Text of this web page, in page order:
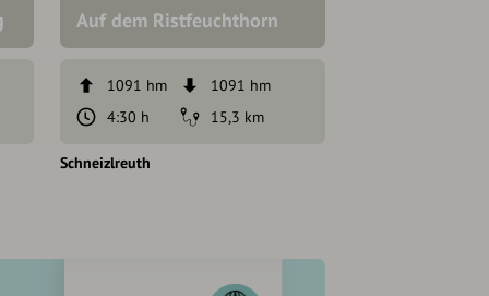
Auf dem Ristfeuchthorn
1091 hm
1091 hm
4:30 h
15,3 km
Schneizlreuth